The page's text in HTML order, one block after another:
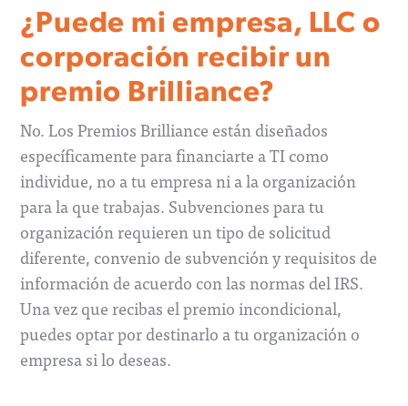
¿Puede mi empresa, LLC o
corporación recibir un
premio Brilliance?
No. Los Premios Brilliance están diseñados
específicamente para financiarte a TI como
individue, no a tu empresa ni a la organización
para la que trabajas. Subvenciones para tu
organización requieren un tipo de solicitud
diferente, convenio de subvención y requisitos de
información de acuerdo con las normas del IRS.
Una vez que recibas el premio incondicional,
puedes optar por destinarlo a tu organización o
empresa si lo deseas.